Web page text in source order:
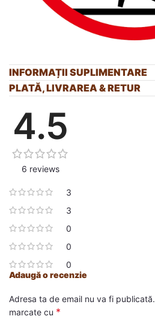
INFORMAȚII SUPLIMENTARE
PLATĂ, LIVRAREA & RETUR
4.5
6 reviews
3
3
0
0
0
Adaugă o recenzie
Adresa ta de email nu va fi publicată.
marcate cu *